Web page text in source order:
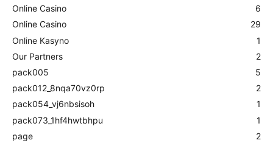
Online Casino
6
Online Casino
29
Online Kasyno
1
Our Partners
2
pack005
5
pack012_8nqa70vz0rp
2
pack054_vj6nbsisoh
1
pack073_1hf4hwtbhpu
1
page
2